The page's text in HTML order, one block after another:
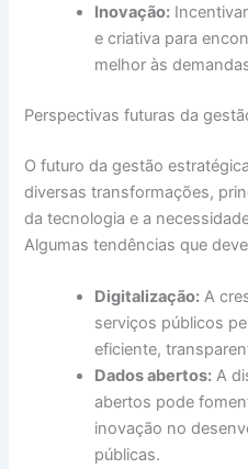
Inovação:
e criativa para
melhor às
Perspectivas futuras da
O futuro da gestão
diversas transformações,
da tecnologia e a
Algumas tendências que
Digitalização: A
serviços públicos
eficiente,
Dados abertos: A
abertos pode
inovação no
públicas.